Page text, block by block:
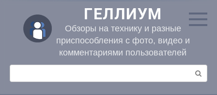
контенту
ГЕЛЛИУМ
Обзоры на технику и разные
приспособления с фото, видео и
комментариями пользователей
Поиск: